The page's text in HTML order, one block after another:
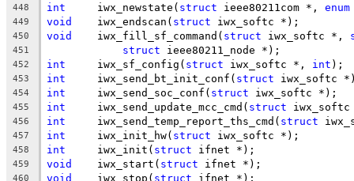
448 int
	iwx_newstate(
struct ieee80211com *, enum
449 void
	iwx_endscan(
struct iwx_softc *);
450 void
	iwx_fill_sf_command(
struct iwx_softc *,
451 struct ieee80211_node *);
452 int
	iwx_sf_config(
struct iwx_softc *, int );
453 int
	iwx_send_bt_init_conf(
struct iwx_softc
454 int
	iwx_send_soc_conf(
struct iwx_softc *);
455 int
	iwx_send_update_mcc_cmd(
struct
456 int
	iwx_send_temp_report_ths_cmd(
struct
457 int
	iwx_init_hw(
struct iwx_softc *);
458 int
	iwx_init(
struct ifnet *);
459 void
	iwx_start(
struct ifnet *);
460 void
	iwx_stop(
struct ifnet *);